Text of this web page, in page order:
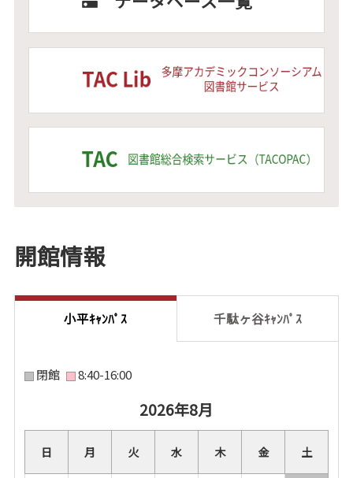
開館情報
小平ｷｬﾝﾊﾟｽ 千駄ヶ谷ｷｬﾝﾊﾟｽ
閉館 8:40-16:00
2026年8月
日 月 火 水 木 金 土
2026年8月
日 月 火 水 木 金 土